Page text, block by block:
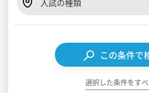
この条件で
選択した条件をす